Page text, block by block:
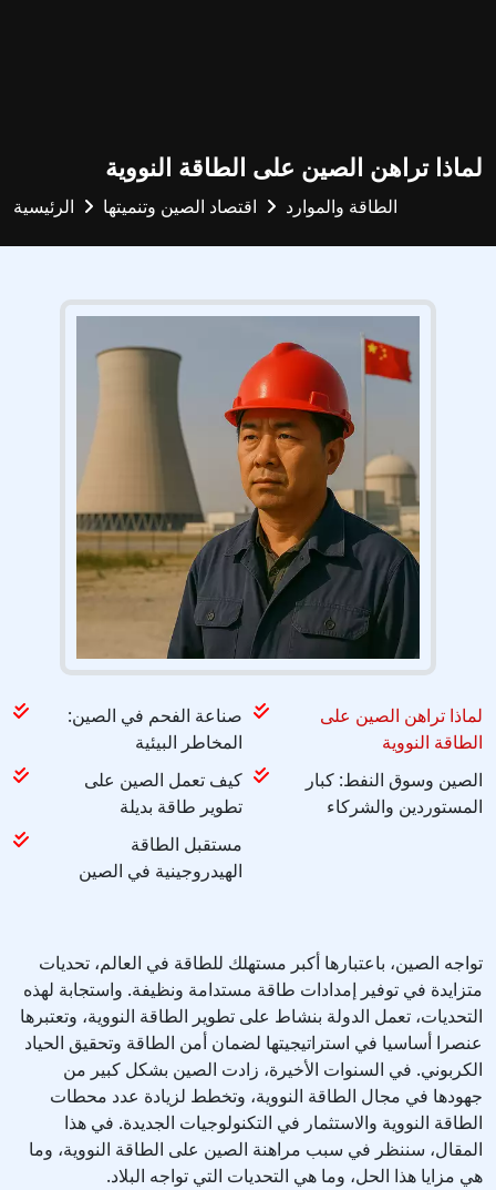
لماذا تراهن الصين على الطاقة النووية
الرئيسية اقتصاد الصين وتنميتها الطاقة والموارد
صناعة الفحم في الصين:
المخاطر البيئية
لماذا تراهن الصين على
الطاقة النووية
كيف تعمل الصين على
تطوير طاقة بديلة
الصين وسوق النفط: كبار
المستوردين والشركاء
مستقبل الطاقة
الهيدروجينية في الصين
تواجه الصين، باعتبارها أكبر مستهلك للطاقة في العالم، تحديات
متزايدة في توفير إمدادات طاقة مستدامة ونظيفة. واستجابة لهذه
التحديات، تعمل الدولة بنشاط على تطوير الطاقة النووية، وتعتبرها
عنصرا أساسيا في استراتيجيتها لضمان أمن الطاقة وتحقيق الحياد
الكربوني. في السنوات الأخيرة، زادت الصين بشكل كبير من
جهودها في مجال الطاقة النووية، وتخطط لزيادة عدد محطات
الطاقة النووية والاستثمار في التكنولوجيات الجديدة. في هذا
المقال، سننظر في سبب مراهنة الصين على الطاقة النووية، وما
هي مزايا هذا الحل، وما هي التحديات التي تواجه البلاد.